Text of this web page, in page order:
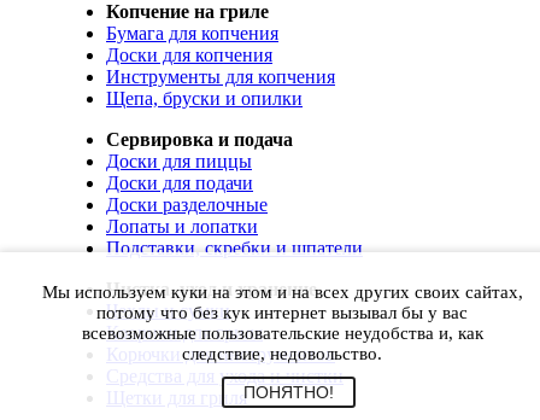
Копчение на гриле
Бумага для копчения
Доски для копчения
Инструменты для копчения
Щепа, бруски и опилки
Сервировка и подача
Доски для пиццы
Доски для подачи
Доски разделочные
Лопаты и лопатки
Подставки, скребки и шпатели
Чистка, уход и хранение
Чехлы и сумки
Коврики для гриля
Корючки для инструментов
Средства для ухода и чистки
Щетки для гриля
Мы используем куки на этом и на всех других своих сайтах,
потому что без кук интернет вызывал бы у вас
всевозможные пользовательские неудобства и, как
следствие, недовольство.
ПОНЯТНО!